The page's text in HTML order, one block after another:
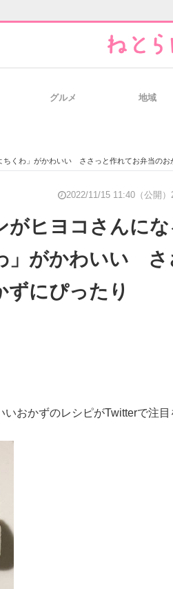
の総合サイト IT製品の技術・比較
グルメ 地域
ちくわ」がかわいい ささっと作れてお弁当のお
2022/11/15 11:40（公開）
がヒヨコさんに
」がかわいい さ
ずにぴったり
おかずのレシピがTwitterで注目